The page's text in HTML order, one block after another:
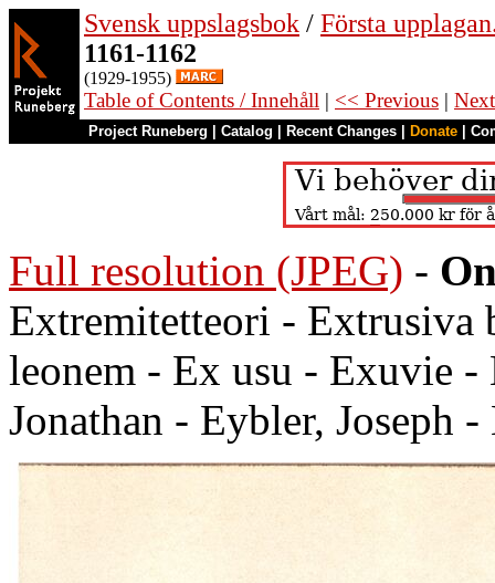
Svensk uppslagsbok / Första
1161-1162
(1929-1955)
Table of Contents / Innehåll | << Previous |
Project Runeberg Catalog Recent Changes Donate
Full resolution (JPEG) -
Extremitetteori - Extrusiva
leonem - Ex usu - Exuvie -
Jonathan - Eybler, Joseph